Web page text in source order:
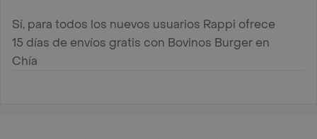
Sí, para todos los nuevos usuarios Rappi ofrece
15 días de envíos gratis con Bovinos Burger en
Chía